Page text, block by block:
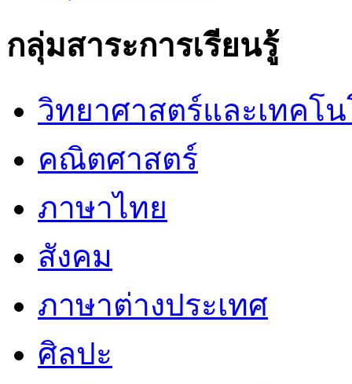
กลุ่มสาระการเรียนรู้
วิทยาศาสตร์และเทคโ
คณิตศาสตร์
ภาษาไทย
สังคม
ภาษาต่างประเทศ
ศิลปะ